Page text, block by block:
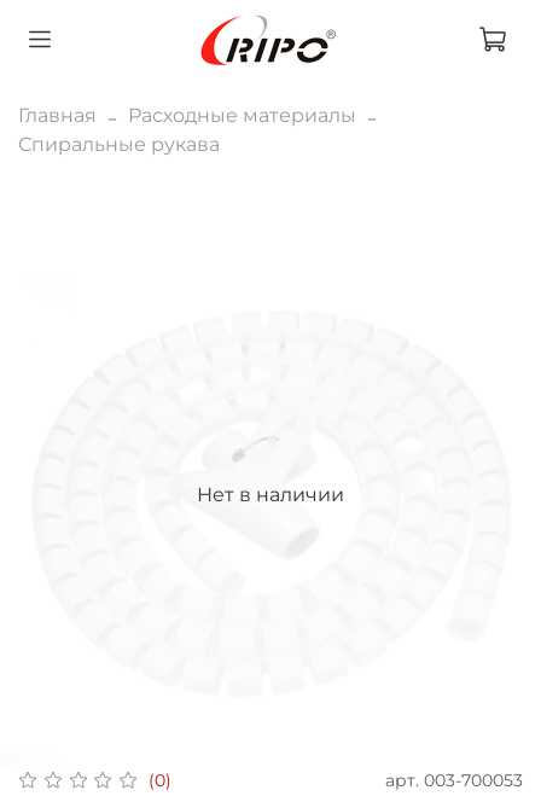
Главная
Расходные материалы
Спиральные рукава
Нет в наличии
(0) арт. 003-700053